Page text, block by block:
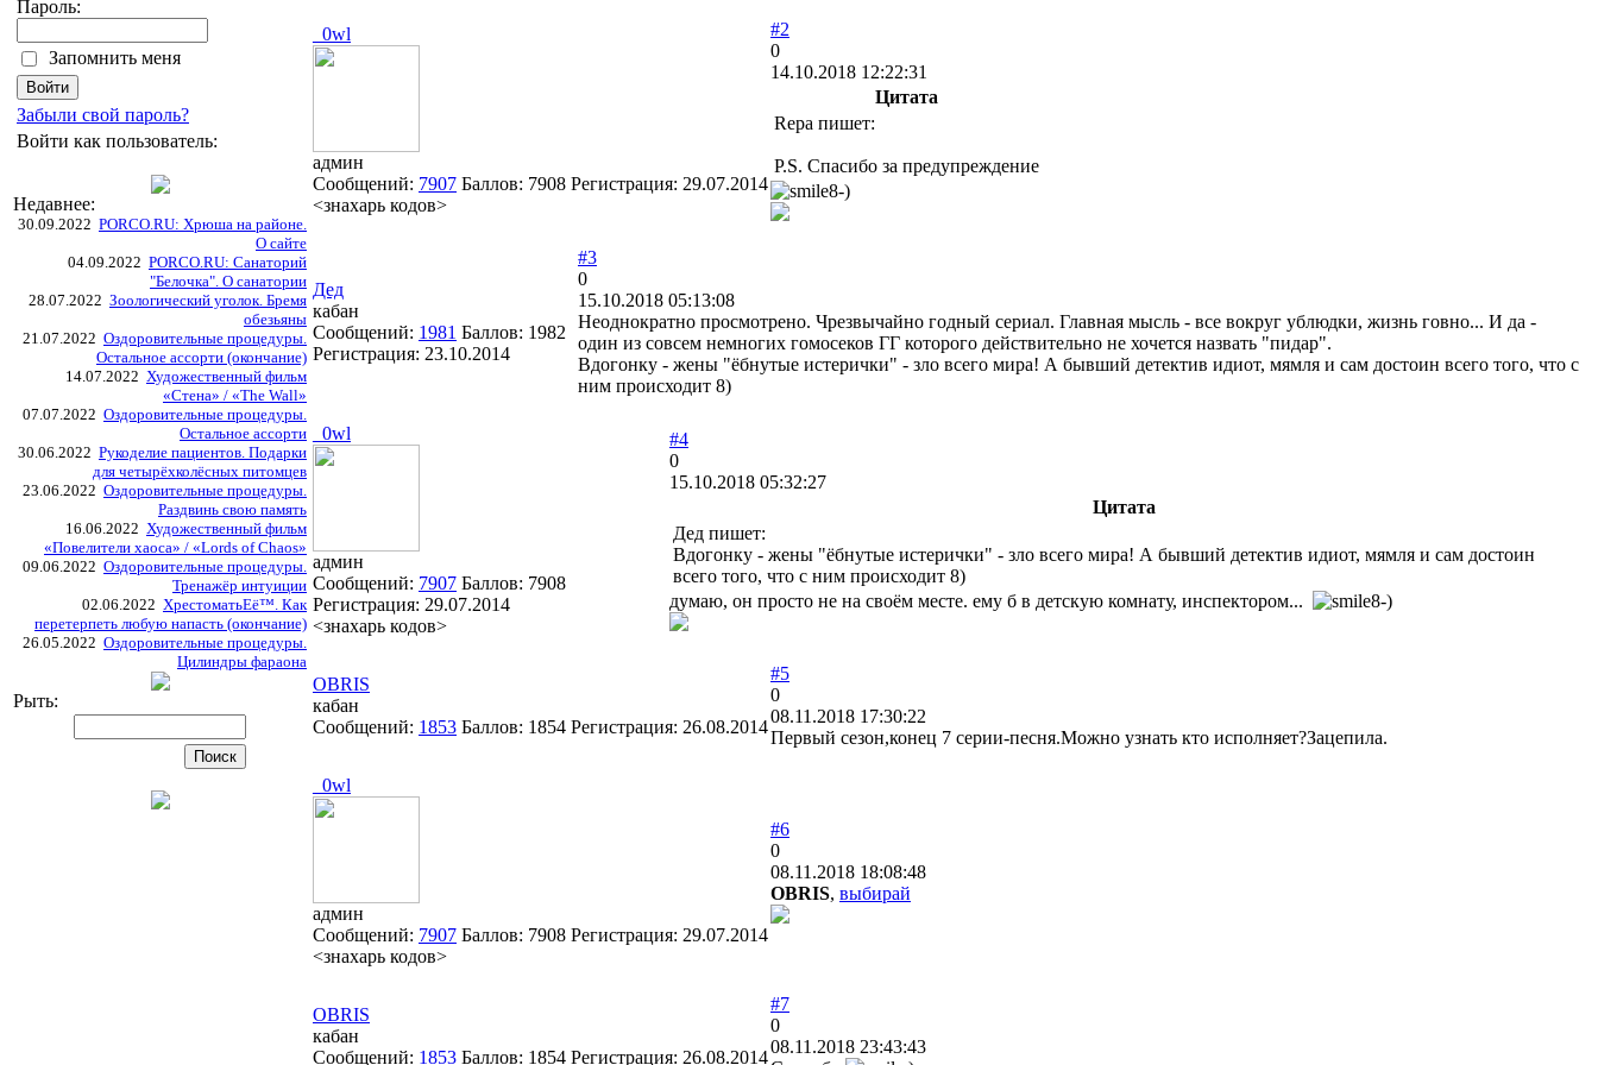
Пароль:
Запомнить меня
Забыли свой пароль?
Войти как пользователь:
Недавнее:
30.09.2022 PORCO.RU: Хрюша на районе.
О сайте
04.09.2022 PORCO.RU: Санаторий
"Белочка". О санатории
28.07.2022 Зоологический уголок. Бремя
обезьяны
21.07.2022 Оздоровительные процедуры.
Остальное ассорти (окончание)
14.07.2022 Художественный фильм
«Стена» / «The Wall»
07.07.2022 Оздоровительные процедуры.
Остальное ассорти
30.06.2022 Рукоделие пациентов. Подарки
для четырёхколёсных питомцев
23.06.2022 Оздоровительные процедуры.
Раздвинь свою память
16.06.2022 Художественный фильм
«Повелители хаоса» / «Lords of Chaos»
09.06.2022 Оздоровительные процедуры.
Тренажёр интуиции
02.06.2022 ХрестоматьЕё™. Как
перетерпеть любую напасть (окончание)
26.05.2022 Оздоровительные процедуры.
Цилиндры фараона
Рыть:
_0wl
админ
Сообщений: 7907 Баллов: 7908 Регистрация: 29.07.2014
<знахарь кодов>
#2
0
14.10.2018 12:22:31
Цитата
Repa пишет:
P.S. Спасибо за предупреждение
Дед
кабан
Сообщений: 1981 Баллов: 1982
Регистрация: 23.10.2014
#3
0
15.10.2018 05:13:08
Неоднократно просмотрено. Чрезвычайно годный сериал. Главная мысль - все вокруг ублюдки, жизнь говно... И да -
один из совсем немногих гомосеков ГГ которого действительно не хочется назвать "пидар".
Вдогонку - жены "ёбнутые истерички" - зло всего мира! А бывший детектив идиот, мямля и сам достоин всего того, что с
ним происходит 8)
_0wl
админ
Сообщений: 7907 Баллов: 7908
Регистрация: 29.07.2014
<знахарь кодов>
#4
0
15.10.2018 05:32:27
Цитата
Дед пишет:
Вдогонку - жены "ёбнутые истерички" - зло всего мира! А бывший детектив идиот, мямля и сам достоин
всего того, что с ним происходит 8)
думаю, он просто не на своём месте. ему б в детскую комнату, инспектором...
OBRIS
кабан
Сообщений: 1853 Баллов: 1854 Регистрация: 26.08.2014
#5
0
08.11.2018 17:30:22
Первый сезон,конец 7 серии-песня.Можно узнать кто исполняет?Зацепила.
_0wl
админ
Сообщений: 7907 Баллов: 7908 Регистрация: 29.07.2014
<знахарь кодов>
#6
0
08.11.2018 18:08:48
OBRIS, выбирай
OBRIS
кабан
Сообщений: 1853 Баллов: 1854 Регистрация: 26.08.2014
#7
0
08.11.2018 23:43:43